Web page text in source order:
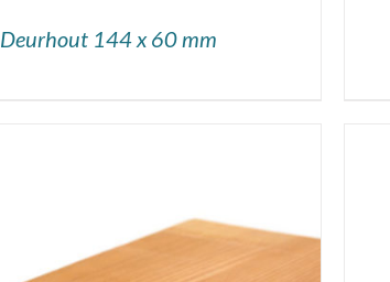
Deurhout 144 x 60 mm